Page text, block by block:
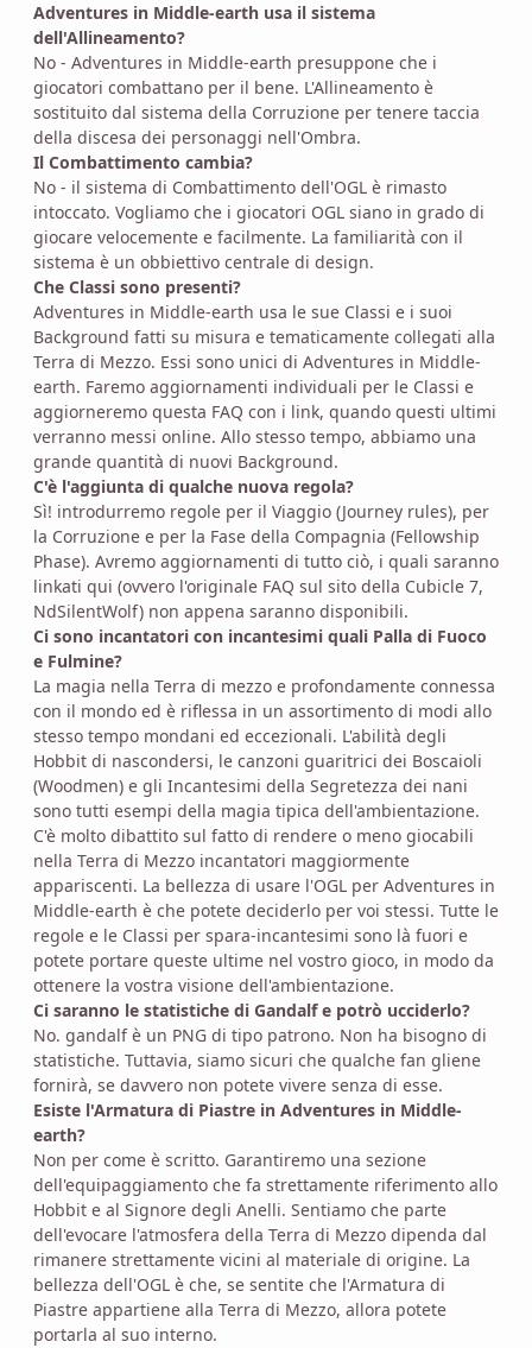
Adventures in Middle-earth usa il sistema
dell'Allineamento?
No - Adventures in Middle-earth presuppone che i
giocatori combattano per il bene. L'Allineamento è
sostituito dal sistema della Corruzione per tenere taccia
della discesa dei personaggi nell'Ombra.
Il Combattimento cambia?
No - il sistema di Combattimento dell'OGL è rimasto
intoccato. Vogliamo che i giocatori OGL siano in grado di
giocare velocemente e facilmente. La familiarità con il
sistema è un obbiettivo centrale di design.
Che Classi sono presenti?
Adventures in Middle-earth usa le sue Classi e i suoi
Background fatti su misura e tematicamente collegati alla
Terra di Mezzo. Essi sono unici di Adventures in Middle-
earth. Faremo aggiornamenti individuali per le Classi e
aggiorneremo questa FAQ con i link, quando questi ultimi
verranno messi online. Allo stesso tempo, abbiamo una
grande quantità di nuovi Background.
C'è l'aggiunta di qualche nuova regola?
Sì! introdurremo regole per il Viaggio (Journey rules), per
la Corruzione e per la Fase della Compagnia (Fellowship
Phase). Avremo aggiornamenti di tutto ciò, i quali saranno
linkati qui (ovvero l'originale FAQ sul sito della Cubicle 7,
NdSilentWolf) non appena saranno disponibili.
Ci sono incantatori con incantesimi quali Palla di Fuoco
e Fulmine?
La magia nella Terra di mezzo e profondamente connessa
con il mondo ed è riflessa in un assortimento di modi allo
stesso tempo mondani ed eccezionali. L'abilità degli
Hobbit di nascondersi, le canzoni guaritrici dei Boscaioli
(Woodmen) e gli Incantesimi della Segretezza dei nani
sono tutti esempi della magia tipica dell'ambientazione.
C'è molto dibattito sul fatto di rendere o meno giocabili
nella Terra di Mezzo incantatori maggiormente
appariscenti. La bellezza di usare l'OGL per Adventures in
Middle-earth è che potete deciderlo per voi stessi. Tutte le
regole e le Classi per spara-incantesimi sono là fuori e
potete portare queste ultime nel vostro gioco, in modo da
ottenere la vostra visione dell'ambientazione.
Ci saranno le statistiche di Gandalf e potrò ucciderlo?
No. gandalf è un PNG di tipo patrono. Non ha bisogno di
statistiche. Tuttavia, siamo sicuri che qualche fan gliene
fornirà, se davvero non potete vivere senza di esse.
Esiste l'Armatura di Piastre in Adventures in Middle-
earth?
Non per come è scritto. Garantiremo una sezione
dell'equipaggiamento che fa strettamente riferimento allo
Hobbit e al Signore degli Anelli. Sentiamo che parte
dell'evocare l'atmosfera della Terra di Mezzo dipenda dal
rimanere strettamente vicini al materiale di origine. La
bellezza dell'OGL è che, se sentite che l'Armatura di
Piastre appartiene alla Terra di Mezzo, allora potete
portarla al suo interno.